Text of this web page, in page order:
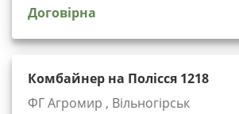
Договірна
Комбайнер на Полісся 1218
ФГ Агромир , Вільногірськ